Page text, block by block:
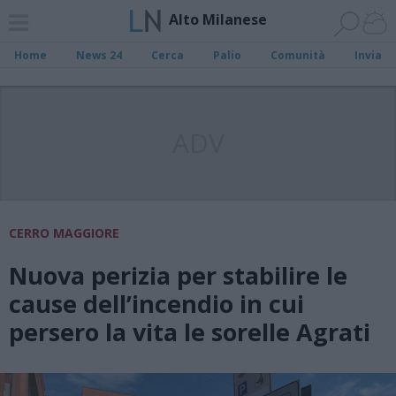
Alto Milanese
Home News 24 Cerca Palio Comunità Invia
CERRO MAGGIORE
Nuova perizia per stabilire le
cause dell’incendio in cui
persero la vita le sorelle Agrati